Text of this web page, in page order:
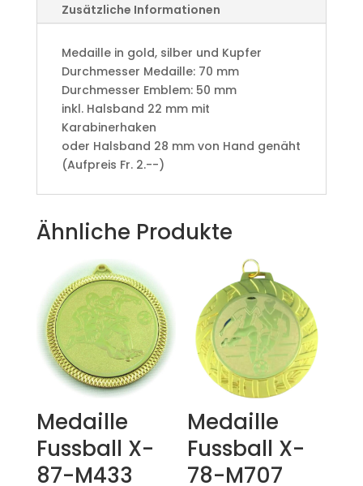
Zusätzliche Informationen
Medaille in gold, silber und Kupfer
​Durchmesser Medaille: 70 mm
Durchmesser Emblem: 50 mm
​inkl. Halsband 22 mm mit
Karabinerhaken
oder Halsband 28 mm von Hand genäht
(Aufpreis Fr. 2.--)
Ähnliche Produkte
Medaille
Fussball X-
87-M433
Medaille
Fussball X-
78-M707